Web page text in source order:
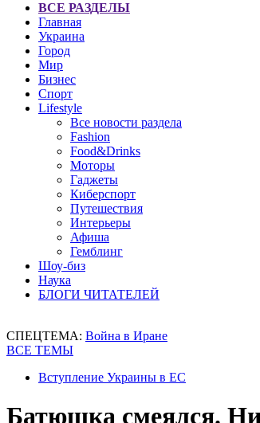
ВСЕ РАЗДЕЛЫ
Главная
Украина
Город
Мир
Бизнес
Спорт
Lifestyle
Все новости раздела
Fashion
Food&Drinks
Моторы
Гаджеты
Киберспорт
Путешествия
Интерьеры
Афиша
Гемблинг
Шоу-биз
Наука
БЛОГИ ЧИТАТЕЛЕЙ
СПЕЦТЕМА: Война в Иране
ВСЕ ТЕМЫ
Вступление Украины в ЕС
Батюшка смеялся.